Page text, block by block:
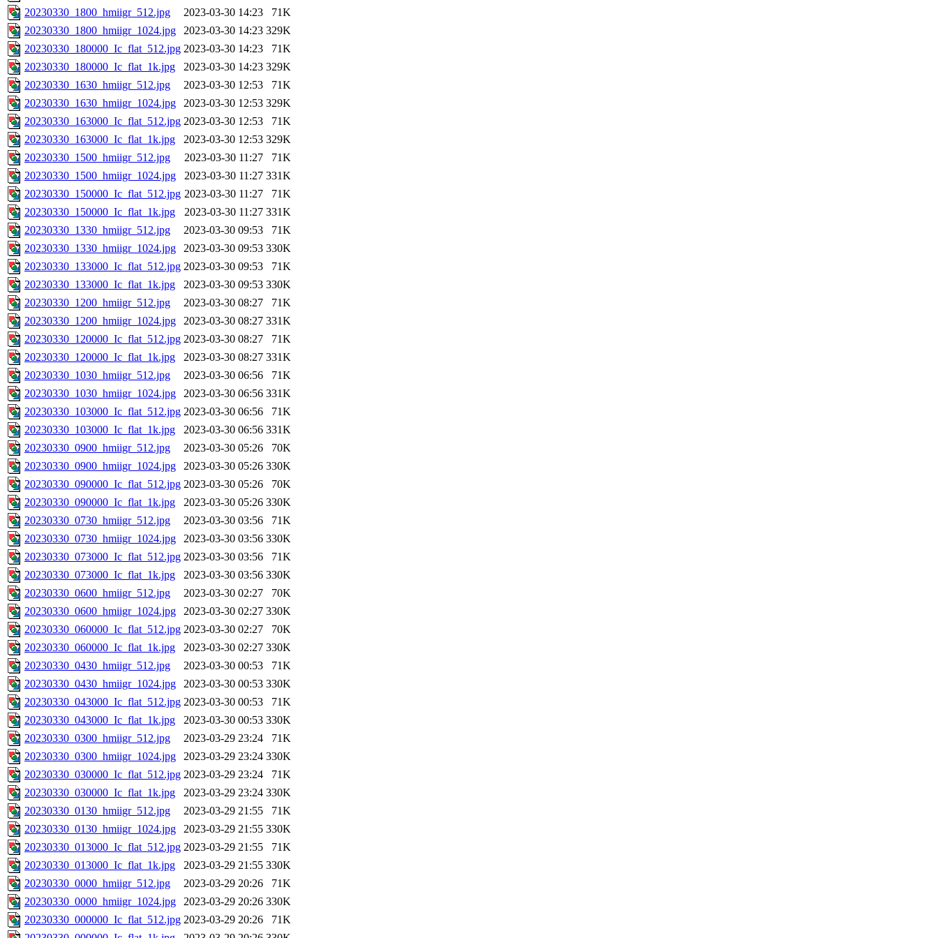
20230330_1800_hmiigr_512.jpg
2023-03-30 14:23
71K
20230330_1800_hmiigr_1024.jpg
2023-03-30 14:23 329K
20230330_180000_Ic_flat_512.jpg 2023-03-30 14:23
71K
20230330_180000_Ic_flat_1k.jpg
2023-03-30 14:23 329K
20230330_1630_hmiigr_512.jpg
2023-03-30 12:53
71K
20230330_1630_hmiigr_1024.jpg
2023-03-30 12:53 329K
20230330_163000_Ic_flat_512.jpg 2023-03-30 12:53
71K
20230330_163000_Ic_flat_1k.jpg
2023-03-30 12:53 329K
20230330_1500_hmiigr_512.jpg
2023-03-30 11:27
71K
20230330_1500_hmiigr_1024.jpg
2023-03-30 11:27 331K
20230330_150000_Ic_flat_512.jpg 2023-03-30 11:27
71K
20230330_150000_Ic_flat_1k.jpg
2023-03-30 11:27 331K
20230330_1330_hmiigr_512.jpg
2023-03-30 09:53
71K
20230330_1330_hmiigr_1024.jpg
2023-03-30 09:53 330K
20230330_133000_Ic_flat_512.jpg 2023-03-30 09:53
71K
20230330_133000_Ic_flat_1k.jpg
2023-03-30 09:53 330K
20230330_1200_hmiigr_512.jpg
2023-03-30 08:27
71K
20230330_1200_hmiigr_1024.jpg
2023-03-30 08:27 331K
20230330_120000_Ic_flat_512.jpg 2023-03-30 08:27
71K
20230330_120000_Ic_flat_1k.jpg
2023-03-30 08:27 331K
20230330_1030_hmiigr_512.jpg
2023-03-30 06:56
71K
20230330_1030_hmiigr_1024.jpg
2023-03-30 06:56 331K
20230330_103000_Ic_flat_512.jpg 2023-03-30 06:56
71K
20230330_103000_Ic_flat_1k.jpg
2023-03-30 06:56 331K
20230330_0900_hmiigr_512.jpg
2023-03-30 05:26
70K
20230330_0900_hmiigr_1024.jpg
2023-03-30 05:26 330K
20230330_090000_Ic_flat_512.jpg 2023-03-30 05:26
70K
20230330_090000_Ic_flat_1k.jpg
2023-03-30 05:26 330K
20230330_0730_hmiigr_512.jpg
2023-03-30 03:56
71K
20230330_0730_hmiigr_1024.jpg
2023-03-30 03:56 330K
20230330_073000_Ic_flat_512.jpg 2023-03-30 03:56
71K
20230330_073000_Ic_flat_1k.jpg
2023-03-30 03:56 330K
20230330_0600_hmiigr_512.jpg
2023-03-30 02:27
70K
20230330_0600_hmiigr_1024.jpg
2023-03-30 02:27 330K
20230330_060000_Ic_flat_512.jpg 2023-03-30 02:27
70K
20230330_060000_Ic_flat_1k.jpg
2023-03-30 02:27 330K
20230330_0430_hmiigr_512.jpg
2023-03-30 00:53
71K
20230330_0430_hmiigr_1024.jpg
2023-03-30 00:53 330K
20230330_043000_Ic_flat_512.jpg 2023-03-30 00:53
71K
20230330_043000_Ic_flat_1k.jpg
2023-03-30 00:53 330K
20230330_0300_hmiigr_512.jpg
2023-03-29 23:24
71K
20230330_0300_hmiigr_1024.jpg
2023-03-29 23:24 330K
20230330_030000_Ic_flat_512.jpg 2023-03-29 23:24
71K
20230330_030000_Ic_flat_1k.jpg
2023-03-29 23:24 330K
20230330_0130_hmiigr_512.jpg
2023-03-29 21:55
71K
20230330_0130_hmiigr_1024.jpg
2023-03-29 21:55 330K
20230330_013000_Ic_flat_512.jpg 2023-03-29 21:55
71K
20230330_013000_Ic_flat_1k.jpg
2023-03-29 21:55 330K
20230330_0000_hmiigr_512.jpg
2023-03-29 20:26
71K
20230330_0000_hmiigr_1024.jpg
2023-03-29 20:26 330K
20230330_000000_Ic_flat_512.jpg 2023-03-29 20:26
71K